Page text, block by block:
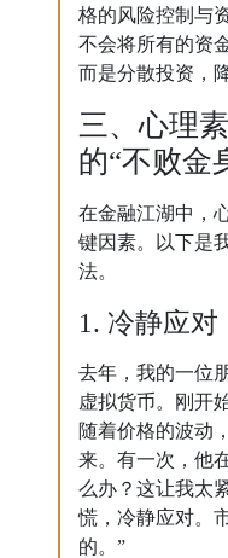
格的风险控制与
不会将所有的资
而是分散投资，
三、心理
的“不败金
在金融江湖中，
键因素。以下是
法。
1. 冷静应
去年，我的一位
虚拟货币。刚开
随着价格的波动
来。有一次，他
么办？这让我太
慌，冷静应对。
的。”